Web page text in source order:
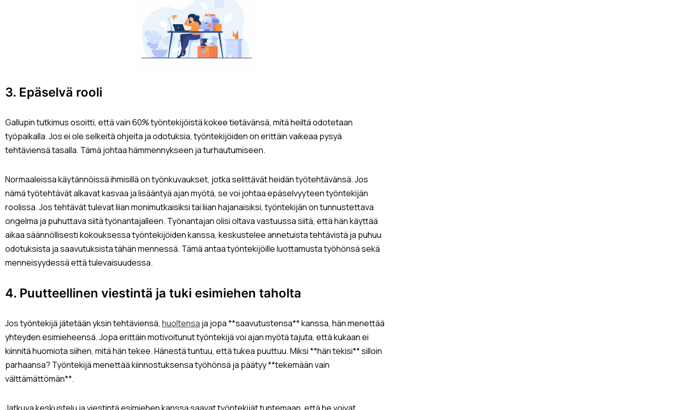
3. Epäselvä rooli
Gallupin tutkimus osoitti, että vain 60% työntekijöistä kokee tietävänsä, mitä heiltä odotetaan
työpaikalla. Jos ei ole selkeitä ohjeita ja odotuksia, työntekijöiden on erittäin vaikeaa pysyä
tehtäviensä tasalla. Tämä johtaa hämmennykseen ja turhautumiseen.
Normaaleissa käytännöissä ihmisillä on työnkuvaukset, jotka selittävät heidän työtehtävänsä. Jos
nämä työtehtävät alkavat kasvaa ja lisääntyä ajan myötä, se voi johtaa epäselvyyteen työntekijän
roolissa. Jos tehtävät tulevat liian monimutkaisiksi tai liian hajanaisiksi, työntekijän on tunnustettava
ongelma ja puhuttava siitä työnantajalleen. Työnantajan olisi oltava vastuussa siitä, että hän käyttää
aikaa säännöllisesti kokouksessa työntekijöiden kanssa, keskustelee annetuista tehtävistä ja puhuu
odotuksista ja saavutuksista tähän mennessä. Tämä antaa työntekijöille luottamusta työhönsä sekä
menneisyydessä että tulevaisuudessa.
4. Puutteellinen viestintä ja tuki esimiehen taholta
Jos työntekijä jätetään yksin tehtäviensä, huoltensa ja jopa **saavutustensa** kanssa, hän menettää
yhteyden esimieheensä. Jopa erittäin motivoitunut työntekijä voi ajan myötä tajuta, että kukaan ei
kiinnitä huomiota siihen, mitä hän tekee. Hänestä tuntuu, että tukea puuttuu. Miksi **hän tekisi** silloin
parhaansa? Työntekijä menettää kiinnostuksensa työhönsä ja päätyy **tekemään vain
välttämättömän**.